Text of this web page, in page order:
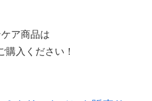
ア商品は
入ください！